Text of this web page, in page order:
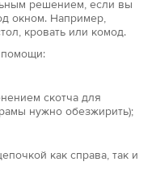
решением, если вы
окном. Например,
кровать или комод.
скотча для
нужно обезжирить);
как справа, так и